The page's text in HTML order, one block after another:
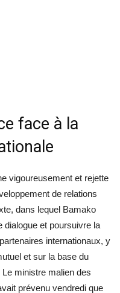
face à la
vigoureusement et rejette
de relations
dans lequel Bamako
dialogue et poursuivre la
internationaux, y
et sur la base du
ministre malien des
prévenu vendredi que